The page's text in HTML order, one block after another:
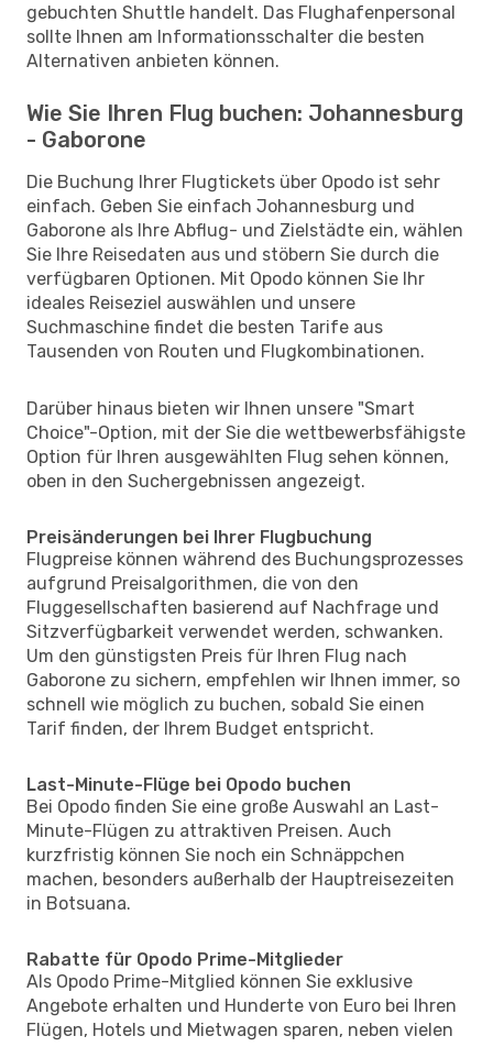
gebuchten Shuttle handelt. Das Flughafenpersonal
sollte Ihnen am Informationsschalter die besten
Alternativen anbieten können.
Wie Sie Ihren Flug buchen: Johannesburg
- Gaborone
Die Buchung Ihrer Flugtickets über Opodo ist sehr
einfach. Geben Sie einfach Johannesburg und
Gaborone als Ihre Abflug- und Zielstädte ein, wählen
Sie Ihre Reisedaten aus und stöbern Sie durch die
verfügbaren Optionen. Mit Opodo können Sie Ihr
ideales Reiseziel auswählen und unsere
Suchmaschine findet die besten Tarife aus
Tausenden von Routen und Flugkombinationen.
Darüber hinaus bieten wir Ihnen unsere "Smart
Choice"-Option, mit der Sie die wettbewerbsfähigste
Option für Ihren ausgewählten Flug sehen können,
oben in den Suchergebnissen angezeigt.
Preisänderungen bei Ihrer Flugbuchung
Flugpreise können während des Buchungsprozesses
aufgrund Preisalgorithmen, die von den
Fluggesellschaften basierend auf Nachfrage und
Sitzverfügbarkeit verwendet werden, schwanken.
Um den günstigsten Preis für Ihren Flug nach
Gaborone zu sichern, empfehlen wir Ihnen immer, so
schnell wie möglich zu buchen, sobald Sie einen
Tarif finden, der Ihrem Budget entspricht.
Last-Minute-Flüge bei Opodo buchen
Bei Opodo finden Sie eine große Auswahl an Last-
Minute-Flügen zu attraktiven Preisen. Auch
kurzfristig können Sie noch ein Schnäppchen
machen, besonders außerhalb der Hauptreisezeiten
in Botsuana.
Rabatte für Opodo Prime-Mitglieder
Als Opodo Prime-Mitglied können Sie exklusive
Angebote erhalten und Hunderte von Euro bei Ihren
Flügen, Hotels und Mietwagen sparen, neben vielen